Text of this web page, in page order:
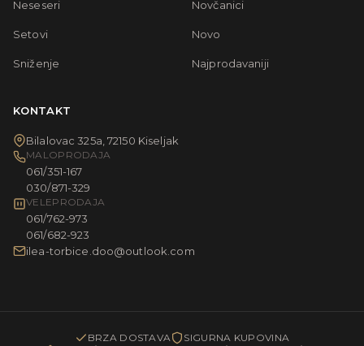
Neseseri Novčanici
Setovi Novo
Sniženje Najprodavaniji
KONTAKT
Bilalovac 325a, 72150 Kiseljak
MALOPRODAJA
061/351-167
030/871-329
VELEPRODAJA
061/762-973
061/682-923
ilea-torbice.doo@outlook.com
BRZA DOSTAVA
SIGURNA KUPOVINA